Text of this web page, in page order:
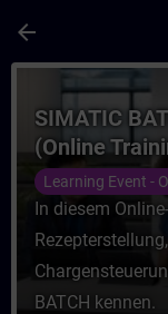
arrow_back
Kurs -
SIMATIC
(Online
Learning Event -
In diesem
BATCH kennen.